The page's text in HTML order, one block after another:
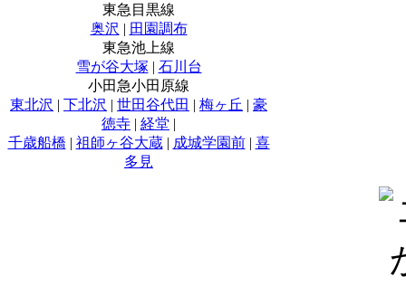
東急目黒線
奥沢 | 田園調布
東急池上線
雪が谷大塚 | 石川台
小田急小田原線
東北沢 | 下北沢 | 世田谷代田 | 梅ヶ丘 | 豪
徳寺 | 経堂 |
千歳船橋 | 祖師ヶ谷大蔵| 成城学園前| 喜
多見